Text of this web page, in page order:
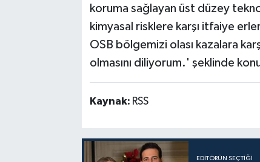
koruma sağlayan üst düzey
kimyasal risklere karşı itfaiye
OSB bölgemizi olası kazalara
olmasını diliyorum.' şeklinde
Kaynak: RSS
EDITÖRÜN SEÇTIĞI